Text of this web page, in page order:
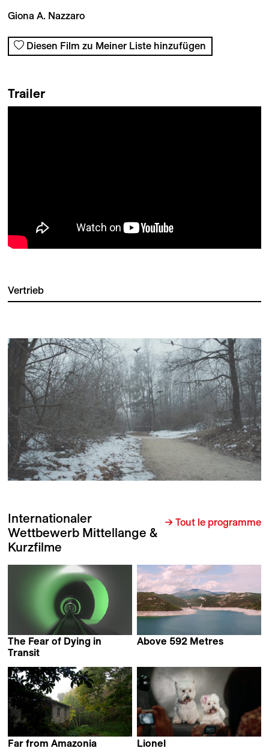
Giona A. Nazzaro
Diesen Film zu Meiner Liste hinzufügen
Trailer
Vertrieb
Internationaler
Wettbewerb Mittellange &
Kurzfilme
→ Tout le programme
The Fear of Dying in
Transit
Above 592 Metres
Far from Amazonia
Lionel